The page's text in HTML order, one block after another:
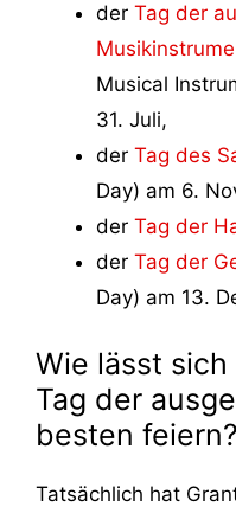
der Tag der
Musical
31. Juli,
der Tag des
Day) am 6.
der Tag der
der Tag der
Day) am 13.
Wie lässt
Tag der
besten feiern?
Tatsächlich hat